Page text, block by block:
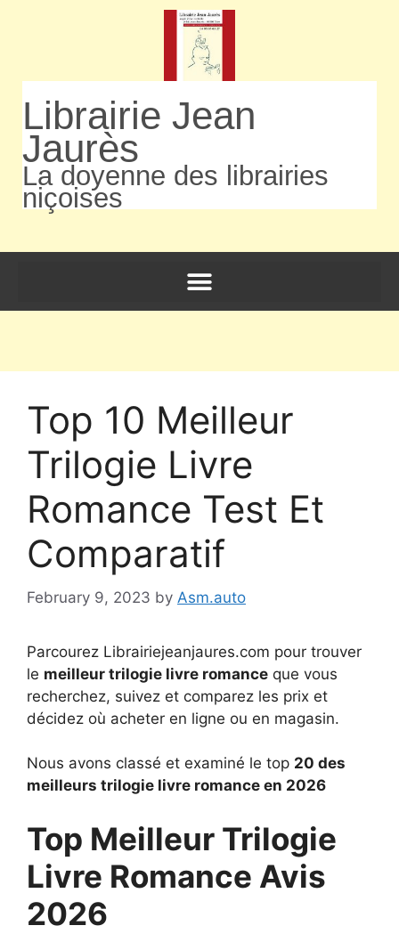
Librairie Jean
Jaurès
La doyenne des librairies
niçoises
Top 10 Meilleur
Trilogie Livre
Romance Test Et
Comparatif
February 9, 2023 by Asm.auto
Parcourez Librairiejeanjaures.com pour trouver
le meilleur trilogie livre romance que vous
recherchez, suivez et comparez les prix et
décidez où acheter en ligne ou en magasin.
Nous avons classé et examiné le top 20 des
meilleurs trilogie livre romance en 2026
Top Meilleur Trilogie
Livre Romance Avis
2026